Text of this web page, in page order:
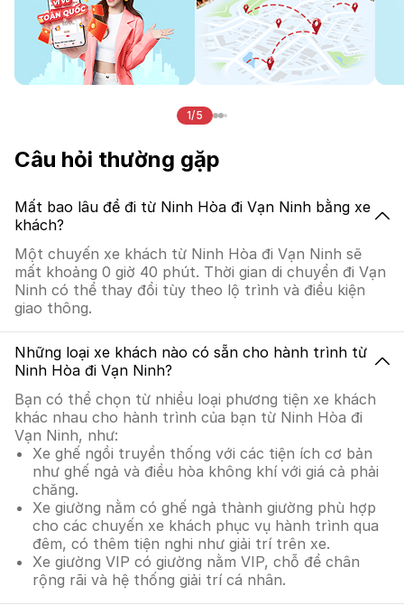
1/5
Câu hỏi thường gặp
Mất bao lâu để đi từ Ninh Hòa đi Vạn Ninh bằng xe
khách?
Một chuyến xe khách từ Ninh Hòa đi Vạn Ninh sẽ
mất khoảng 0 giờ 40 phút. Thời gian di chuyển đi Vạn
Ninh có thể thay đổi tùy theo lộ trình và điều kiện
giao thông.
Những loại xe khách nào có sẵn cho hành trình từ
Ninh Hòa đi Vạn Ninh?
Bạn có thể chọn từ nhiều loại phương tiện xe khách
khác nhau cho hành trình của bạn từ Ninh Hòa đi
Vạn Ninh, như:
Xe ghế ngồi truyền thống với các tiện ích cơ bản
như ghế ngả và điều hòa không khí với giá cả phải
chăng.
Xe giường nằm có ghế ngả thành giường phù hợp
cho các chuyến xe khách phục vụ hành trình qua
đêm, có thêm tiện nghi như giải trí trên xe.
Xe giường VIP có giường nằm VIP, chỗ để chân
rộng rãi và hệ thống giải trí cá nhân.